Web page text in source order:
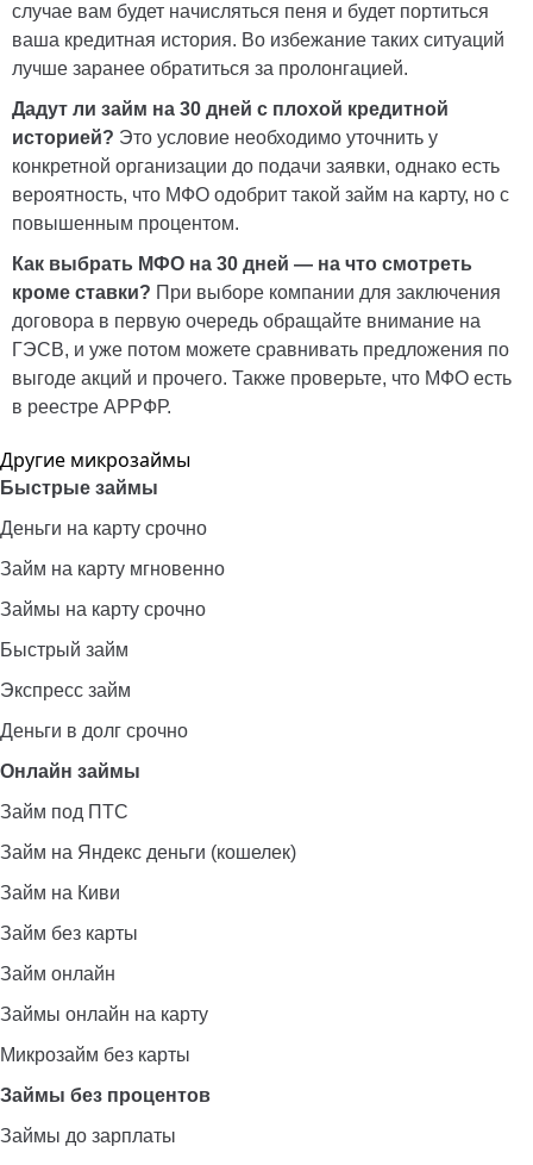
случае вам будет начисляться пеня и будет портиться
ваша кредитная история. Во избежание таких ситуаций
лучше заранее обратиться за пролонгацией.
Дадут ли займ на 30 дней с плохой кредитной
историей? Это условие необходимо уточнить у
конкретной организации до подачи заявки, однако есть
вероятность, что МФО одобрит такой займ на карту, но с
повышенным процентом.
Как выбрать МФО на 30 дней — на что смотреть
кроме ставки? При выборе компании для заключения
договора в первую очередь обращайте внимание на
ГЭСВ, и уже потом можете сравнивать предложения по
выгоде акций и прочего. Также проверьте, что МФО есть
в реестре АРРФР.
Другие микрозаймы
Быстрые займы
Деньги на карту срочно
Займ на карту мгновенно
Займы на карту срочно
Быстрый займ
Экспресс займ
Деньги в долг срочно
Онлайн займы
Займ под ПТС
Займ на Яндекс деньги (кошелек)
Займ на Киви
Займ без карты
Займ онлайн
Займы онлайн на карту
Микрозайм без карты
Займы без процентов
Займы до зарплаты